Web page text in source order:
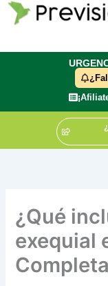
¿Qué
exequial